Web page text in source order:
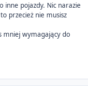
inne pojazdy. Nic narazie
przecież nie musisz
mniej wymagający do